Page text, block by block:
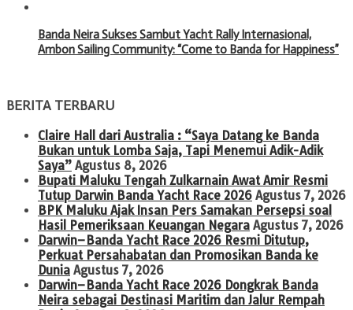
Banda Neira Sukses Sambut Yacht Rally Internasional,
Ambon Sailing Community: “Come to Banda for Happiness”
BERITA TERBARU
Claire Hall dari Australia : “Saya Datang ke Banda
Bukan untuk Lomba Saja, Tapi Menemui Adik-Adik
Saya” Agustus 8, 2026
Bupati Maluku Tengah Zulkarnain Awat Amir Resmi
Tutup Darwin Banda Yacht Race 2026 Agustus 7, 2026
BPK Maluku Ajak Insan Pers Samakan Persepsi soal
Hasil Pemeriksaan Keuangan Negara Agustus 7, 2026
Darwin–Banda Yacht Race 2026 Resmi Ditutup,
Perkuat Persahabatan dan Promosikan Banda ke
Dunia Agustus 7, 2026
Darwin–Banda Yacht Race 2026 Dongkrak Banda
Neira sebagai Destinasi Maritim dan Jalur Rempah